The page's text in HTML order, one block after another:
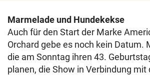
Marmelade und Hundekekse
Auch für den Start der Marke
Orchard gebe es noch kein Datum.
die am Sonntag ihren 43.
planen, die Show in Verbindung mit